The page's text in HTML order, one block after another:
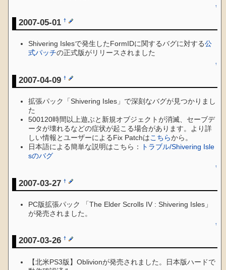
↑
2007-05-01†
Shivering Islesで発生したFormIDに関するバグに対する公
式パッチの正式版がリリースされました
↑
2007-04-09†
拡張パック「Shivering Isles」で深刻なバグが見つかりまし
た
500120時間以上遊ぶと新規オブジェクトが消滅、セーブデ
ータが壊れるなどの症状が起こる場合があります。より詳
しい情報とユーザーによるFix Patchはこちらから。
日本語による簡単な説明はこちら：
トラブル/Shivering Isle
sのバグ
↑
2007-03-27†
PC版拡張パック 「The Elder Scrolls IV : Shivering Isles」
が発売されました。
↑
2007-03-26†
【北米PS3版】Oblivionが発売されました。日本版ハードで